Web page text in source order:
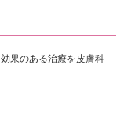
果のある治療を皮膚科